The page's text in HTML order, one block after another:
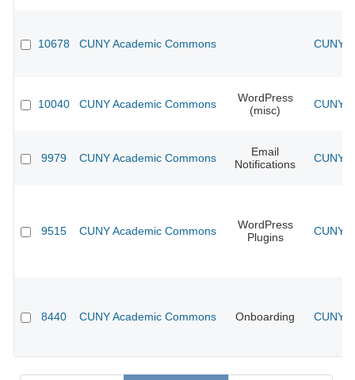
10678 CUNY Academic Commons CUNY
10040 CUNY Academic Commons
WordPress
(misc)
CUNY
9979 CUNY Academic Commons
Email
Notifications
CUNY
9515 CUNY Academic Commons
WordPress
Plugins
CUNY
8440 CUNY Academic Commons Onboarding CUNY